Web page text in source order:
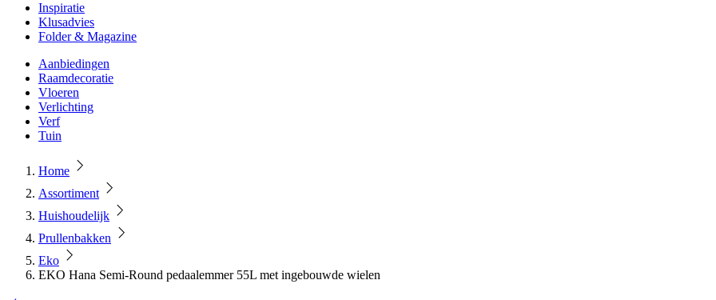
Inspiratie
Klusadvies
Folder & Magazine
Aanbiedingen
Raamdecoratie
Vloeren
Verlichting
Verf
Tuin
Home
Assortiment
Huishoudelijk
Prullenbakken
Eko
EKO Hana Semi-Round pedaalemmer 55L met ingebouwde wielen